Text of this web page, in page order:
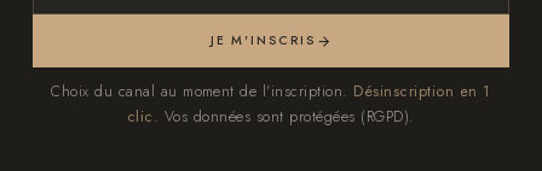
JE M'INSCRIS
Choix du canal au moment de l'inscription. Désinscription en 1
clic. Vos données sont protégées (RGPD).